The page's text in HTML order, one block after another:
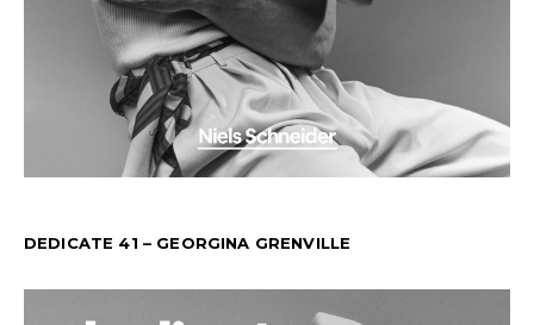
DEDICATE 41 – GEORGINA GRENVILLE